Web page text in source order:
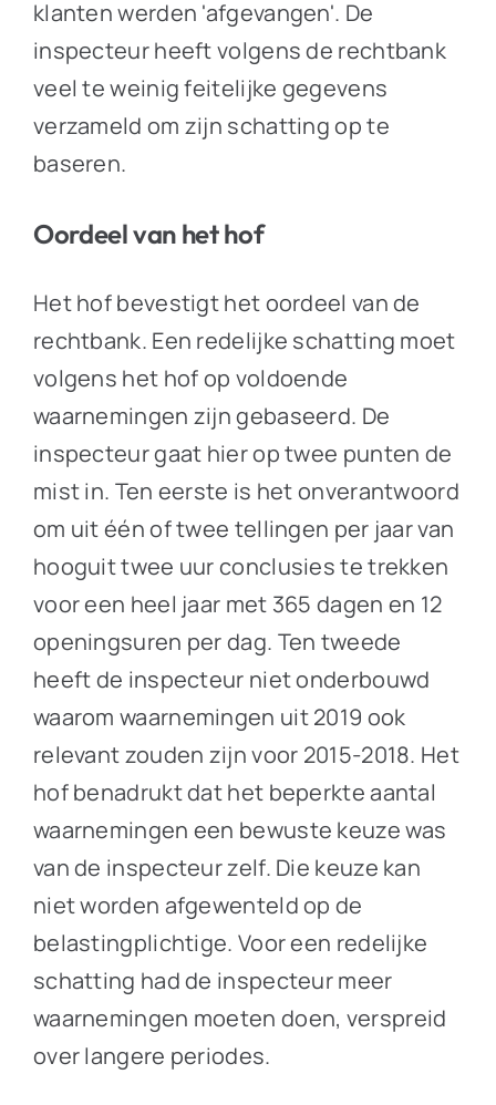
klanten werden 'afgevangen'. De
inspecteur heeft volgens de rechtbank
veel te weinig feitelijke gegevens
verzameld om zijn schatting op te
baseren.
Oordeel van het hof
Het hof bevestigt het oordeel van de
rechtbank. Een redelijke schatting moet
volgens het hof op voldoende
waarnemingen zijn gebaseerd. De
inspecteur gaat hier op twee punten de
mist in. Ten eerste is het onverantwoord
om uit één of twee tellingen per jaar van
hooguit twee uur conclusies te trekken
voor een heel jaar met 365 dagen en 12
openingsuren per dag. Ten tweede
heeft de inspecteur niet onderbouwd
waarom waarnemingen uit 2019 ook
relevant zouden zijn voor 2015-2018. Het
hof benadrukt dat het beperkte aantal
waarnemingen een bewuste keuze was
van de inspecteur zelf. Die keuze kan
niet worden afgewenteld op de
belastingplichtige. Voor een redelijke
schatting had de inspecteur meer
waarnemingen moeten doen, verspreid
over langere periodes.